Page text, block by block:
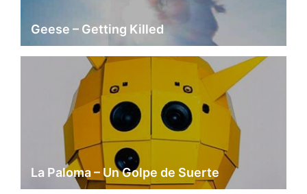
Geese – Getting Killed
La Paloma – Un Golpe de Suerte